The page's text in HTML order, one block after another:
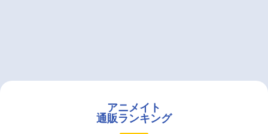
アニメイト
通販ランキング